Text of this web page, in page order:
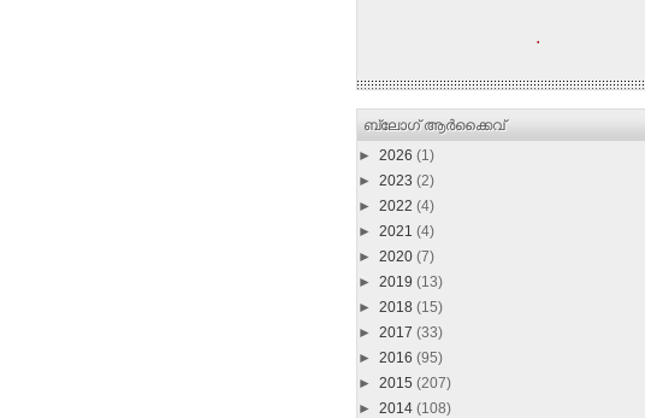
.
ബ്ലോഗ് ആര്‍ക്കൈവ്
► 2026 (1)
► 2023 (2)
► 2022 (4)
► 2021 (4)
► 2020 (7)
► 2019 (13)
► 2018 (15)
► 2017 (33)
► 2016 (95)
► 2015 (207)
► 2014 (108)